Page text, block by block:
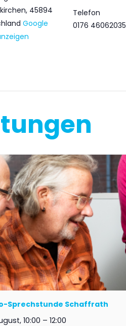
, 45894
Google
Telefon
0176 46062035
Sprechstunde Schaffrath
10:00 – 12:00